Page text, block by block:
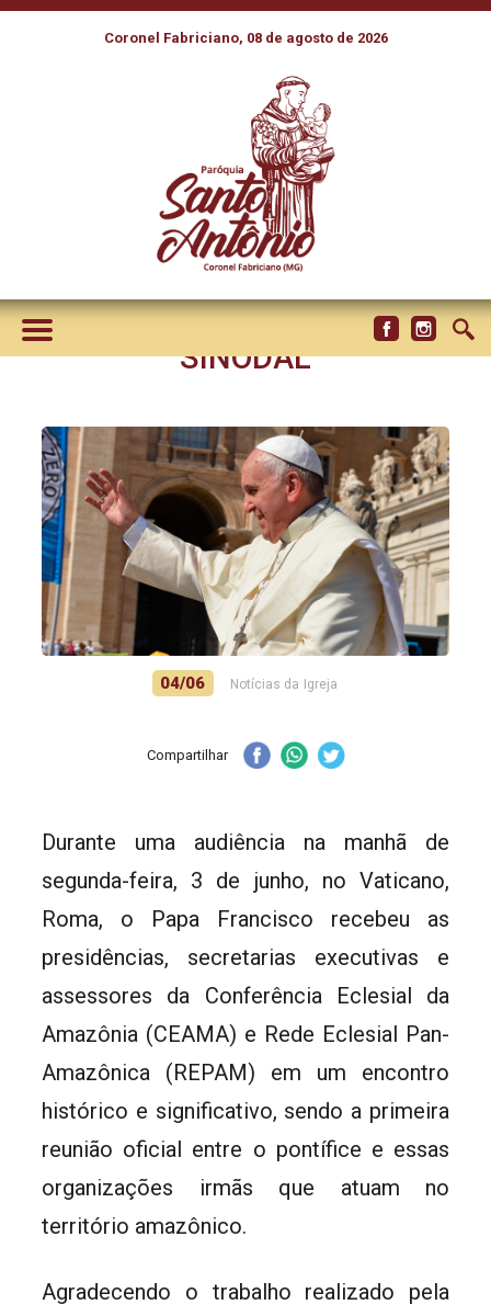
Coronel Fabriciano, 08 de agosto de 2026
O PAPA FRANCISCO
CONFIRMA E REAFIRMA O
PROCESSO AMAZÔNICO E
ANIMA A CEAMA E REPAM A
SEGUIR NA CAMINHADA
SINODAL
04/06 Notícias da Igreja
Compartilhar
Durante uma audiência na manhã de
segunda-feira, 3 de junho, no Vaticano,
Roma, o Papa Francisco recebeu as
presidências, secretarias executivas e
assessores da Conferência Eclesial da
Amazônia (CEAMA) e Rede Eclesial Pan-
Amazônica (REPAM) em um encontro
histórico e significativo, sendo a primeira
reunião oficial entre o pontífice e essas
organizações irmãs que atuam no
território amazônico.
Agradecendo o trabalho realizado pela